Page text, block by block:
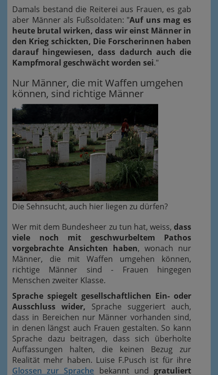
Damals bestand die Reiterei aus Frauen, es gab
aber Männer als Fußsoldaten: "Auf uns mag es
heute brutal wirken, dass wir einst Männer in
den Krieg schickten, Die Forscherinnen haben
darauf hingewiesen, dass dadurch auch die
Kampfmoral geschwächt worden sei."
Nur Männer, die mit Waffen umgehen
können, sind richtige Männer
Die Sehnsucht, auch hier liegen zu dürfen?
Wer mit dem Bundesheer zu tun hat, weiss, dass
viele noch mit geschwurbeltem Pathos
vorgebrachte Ansichten haben, wonach nur
Männer, die mit Waffen umgehen können,
richtige Männer sind - Frauen hingegen
Menschen zweiter Klasse.
Sprache spiegelt gesellschaftlichen Ein- oder
Ausschluss wider, Sprache suggeriert auch,
dass in Bereichen nur Männer vorhanden sind,
in denen längst auch Frauen gestalten. So kann
Sprache dazu beitragen, dass sich überholte
Auffassungen halten, die keinen Bezug zur
Realität mehr haben. Luise F.Pusch ist für ihre
Glossen zur Sprache bekannt und gratuliert